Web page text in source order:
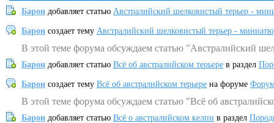
Барон добавляет статью Австралийский шелковистый терьер -
Барон создает тему Австралийский шелковистый терьер -
В этой теме форума обсуждаем статью "Австралийский
Барон добавляет статью Всё об австралийском терьере в раздел
Барон создает тему Всё об австралийском терьере на форуме
В этой теме форума обсуждаем статью "Всё об
Барон добавляет статью Всё о австралийском келпи в раздел